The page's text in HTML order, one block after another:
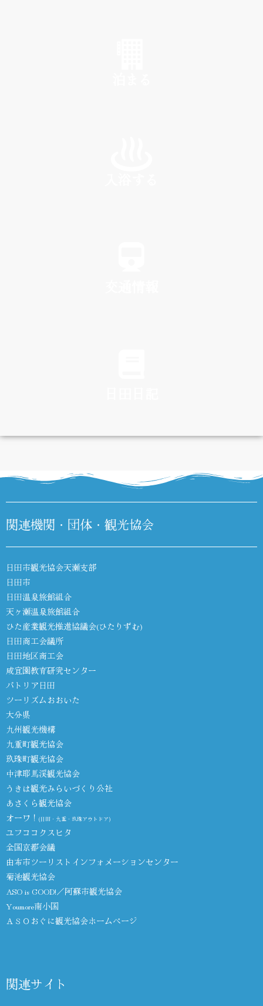
DIARY
関連機関・団体・観光協会
日田市観光協会天瀬支部
日田市
日田温泉旅館組合
天ヶ瀬温泉旅館組合
ひた産業観光推進協議会(ひたりずむ)
日田商工会議所
日田地区商工会
咸宜園教育研究センター
パトリア日田
ツーリズムおおいた
大分県
九州観光機構
九重町観光協会
玖珠町観光協会
中津耶馬渓観光協会
うきは観光みらいづくり公社
あさくら観光協会
オーワ！ (日田・九重・玖珠アウトドア)
ユフココクスヒタ
全国京都会議
由布市ツーリストインフォメーションセンター
菊池観光協会
ASO is GOOD!／阿蘇市観光協会
Youmore南小国
ＡＳＯおぐに観光協会ホームページ
関連サイト